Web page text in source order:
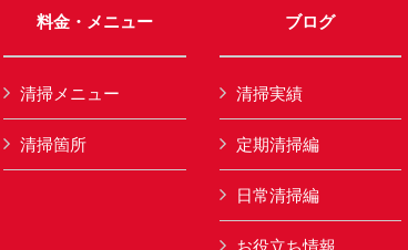
料金・メニュー
清掃メニュー
清掃箇所
ブログ
清掃実績
定期清掃編
日常清掃編
お役立ち情報